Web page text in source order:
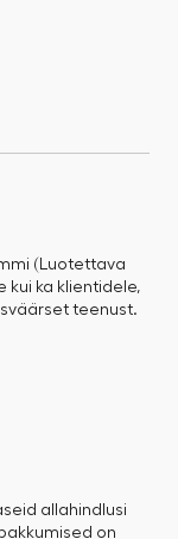
(Luotettava
kui ka klientidele,
teenust.
allahindlusi
on